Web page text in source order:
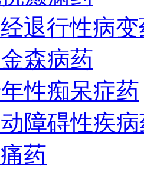
退行性病
森病药
性痴呆症药
障碍性疾
药